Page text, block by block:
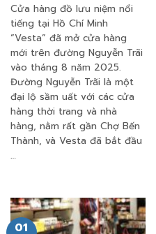
Cửa hàng đồ lưu niệm nổi
tiếng tại Hồ Chí Minh
“Vesta” đã mở cửa hàng
mới trên đường Nguyễn Trãi
vào tháng 8 năm 2025.
Đường Nguyễn Trãi là một
đại lộ sầm uất với các cửa
hàng thời trang và nhà
hàng, nằm rất gần Chợ Bến
Thành, và Vesta đã bắt đầu
…
01